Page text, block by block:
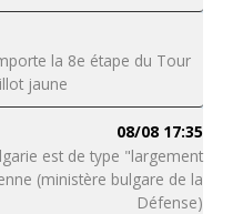
la 8e étape du Tour
jaune
08/08 17:35
est de type "largement
(ministère bulgare de la
Défense)